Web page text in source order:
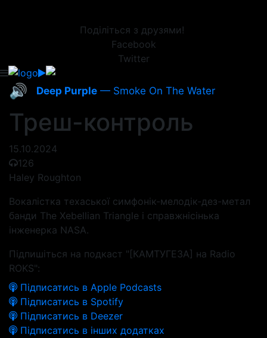
Поділіться з друзями!
Facebook
Twitter
🔊 Deep Purple — Smoke On The Water
Треш-контроль
15.10.2024
126
Haley Roughton
Вокалістка техаської симфонік-мелодік-дез-метал
банди The Xebellian Triangle і справжнісінька
інженерка NASA.
Підпишіться на подкаст "[КАМТУГЕЗА] на Radio
ROKS":
Підписатись в Apple Podcasts
Підписатись в Spotify
Підписатись в Deezer
Підписатись в інших додатках